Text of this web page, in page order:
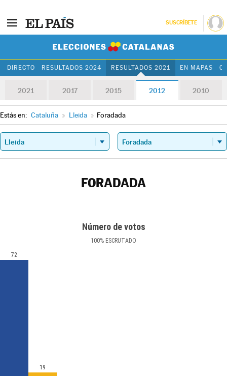
SUSCRÍBETE
DIRECTO RESULTADOS 2024 RESULTADOS 2021 EN MAPAS
2021 2017 2015 2012 2010
Estás en: Cataluña » Lleida » Foradada
FORADADA
Número de votos
100% ESCRUTADO
72
19